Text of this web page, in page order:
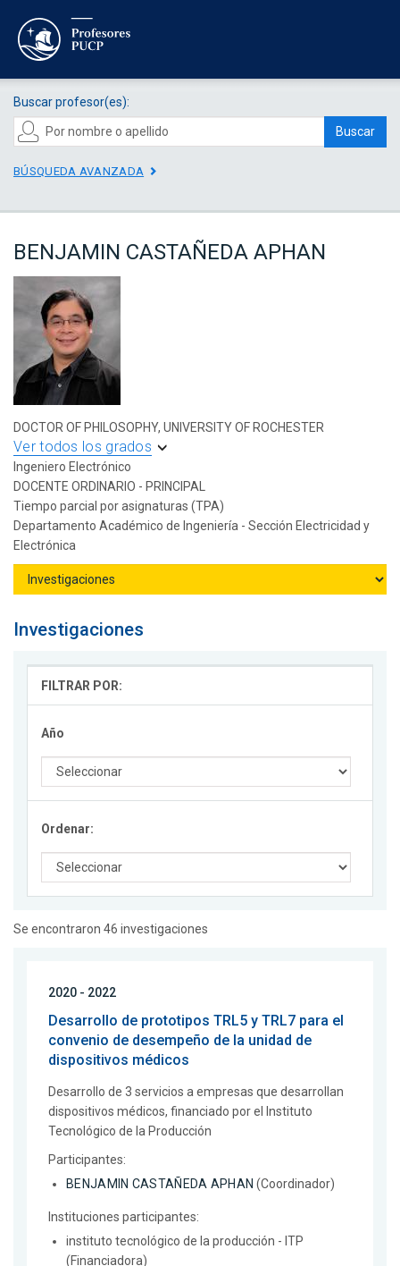
Buscar profesor(es):
Buscar
BÚSQUEDA AVANZADA
BENJAMIN CASTAÑEDA APHAN
DOCTOR OF PHILOSOPHY, UNIVERSITY OF ROCHESTER
Ver todos los grados
Ingeniero Electrónico
DOCENTE ORDINARIO - PRINCIPAL
Tiempo parcial por asignaturas (TPA)
Departamento Académico de Ingeniería - Sección Electricidad y
Electrónica
Investigaciones
FILTRAR POR:
Año
Ordenar:
Se encontraron 46 investigaciones
2020 - 2022
Desarrollo de prototipos TRL5 y TRL7 para el
convenio de desempeño de la unidad de
dispositivos médicos
Desarrollo de 3 servicios a empresas que desarrollan
dispositivos médicos, financiado por el Instituto
Tecnológico de la Producción
Participantes:
BENJAMIN CASTAÑEDA APHAN (Coordinador)
Instituciones participantes:
instituto tecnológico de la producción - ITP
(Financiadora)